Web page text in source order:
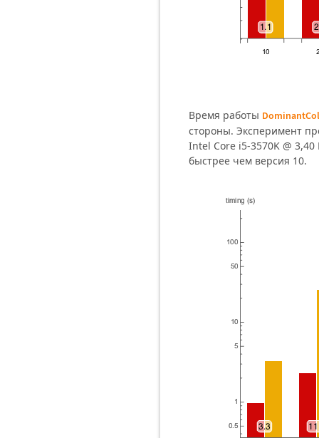
Время работы
стороны. Эксперимент
Intel Core i5-3570K @
быстрее чем версия 10.